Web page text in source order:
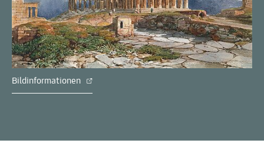
Bildinformationen